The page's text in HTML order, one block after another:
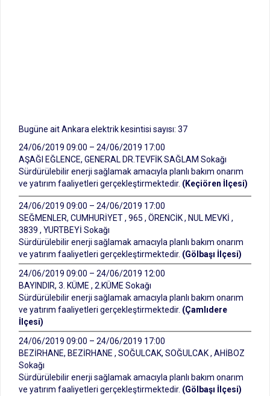
Bugüne ait Ankara elektrik kesintisi sayısı: 37
24/06/2019 09:00 – 24/06/2019 17:00
AŞAĞI EĞLENCE, GENERAL DR.TEVFİK SAĞLAM Sokağı
Sürdürülebilir enerji sağlamak amacıyla planlı bakım onarım
ve yatırım faaliyetleri gerçekleştirmektedir. (Keçiören İlçesi)
24/06/2019 09:00 – 24/06/2019 17:00
SEĞMENLER, CUMHURİYET , 965 , ÖRENCİK , NUL MEVKİ ,
3839 , YURTBEYİ Sokağı
Sürdürülebilir enerji sağlamak amacıyla planlı bakım onarım
ve yatırım faaliyetleri gerçekleştirmektedir. (Gölbaşı İlçesi)
24/06/2019 09:00 – 24/06/2019 12:00
BAYINDIR, 3. KÜME , 2.KÜME Sokağı
Sürdürülebilir enerji sağlamak amacıyla planlı bakım onarım
ve yatırım faaliyetleri gerçekleştirmektedir. (Çamlıdere
İlçesi)
24/06/2019 09:00 – 24/06/2019 17:00
BEZİRHANE, BEZİRHANE , SOĞULCAK, SOĞULCAK , AHİBOZ
Sokağı
Sürdürülebilir enerji sağlamak amacıyla planlı bakım onarım
ve yatırım faaliyetleri gerçekleştirmektedir. (Gölbaşı İlçesi)